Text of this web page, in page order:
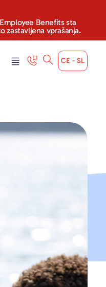
Benefits sta
zastavljena vprašanja.
CE - SL